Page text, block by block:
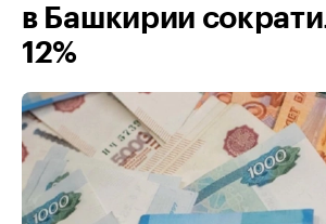
в Башкирии
12%